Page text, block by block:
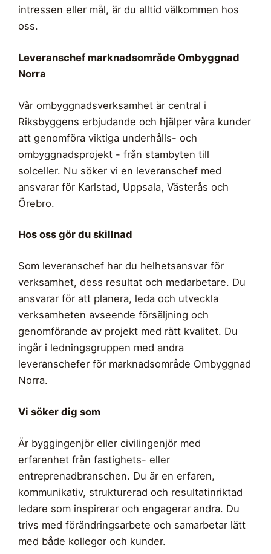
intressen eller mål, är du alltid välkommen hos
oss.
Leveranschef marknadsområde Ombyggnad
Norra
Vår ombyggnadsverksamhet är central i
Riksbyggens erbjudande och hjälper våra kunder
att genomföra viktiga underhålls- och
ombyggnadsprojekt - från stambyten till
solceller. Nu söker vi en leveranschef med
ansvarar för Karlstad, Uppsala, Västerås och
Örebro.
Hos oss gör du skillnad
Som leveranschef har du helhetsansvar för
verksamhet, dess resultat och medarbetare. Du
ansvarar för att planera, leda och utveckla
verksamheten avseende försäljning och
genomförande av projekt med rätt kvalitet. Du
ingår i ledningsgruppen med andra
leveranschefer för marknadsområde Ombyggnad
Norra.
Vi söker dig som
Är byggingenjör eller civilingenjör med
erfarenhet från fastighets- eller
entreprenadbranschen. Du är en erfaren,
kommunikativ, strukturerad och resultatinriktad
ledare som inspirerar och engagerar andra. Du
trivs med förändringsarbete och samarbetar lätt
med både kollegor och kunder.